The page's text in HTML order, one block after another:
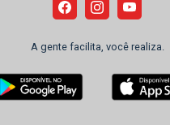
A gente facilita, você realiza.